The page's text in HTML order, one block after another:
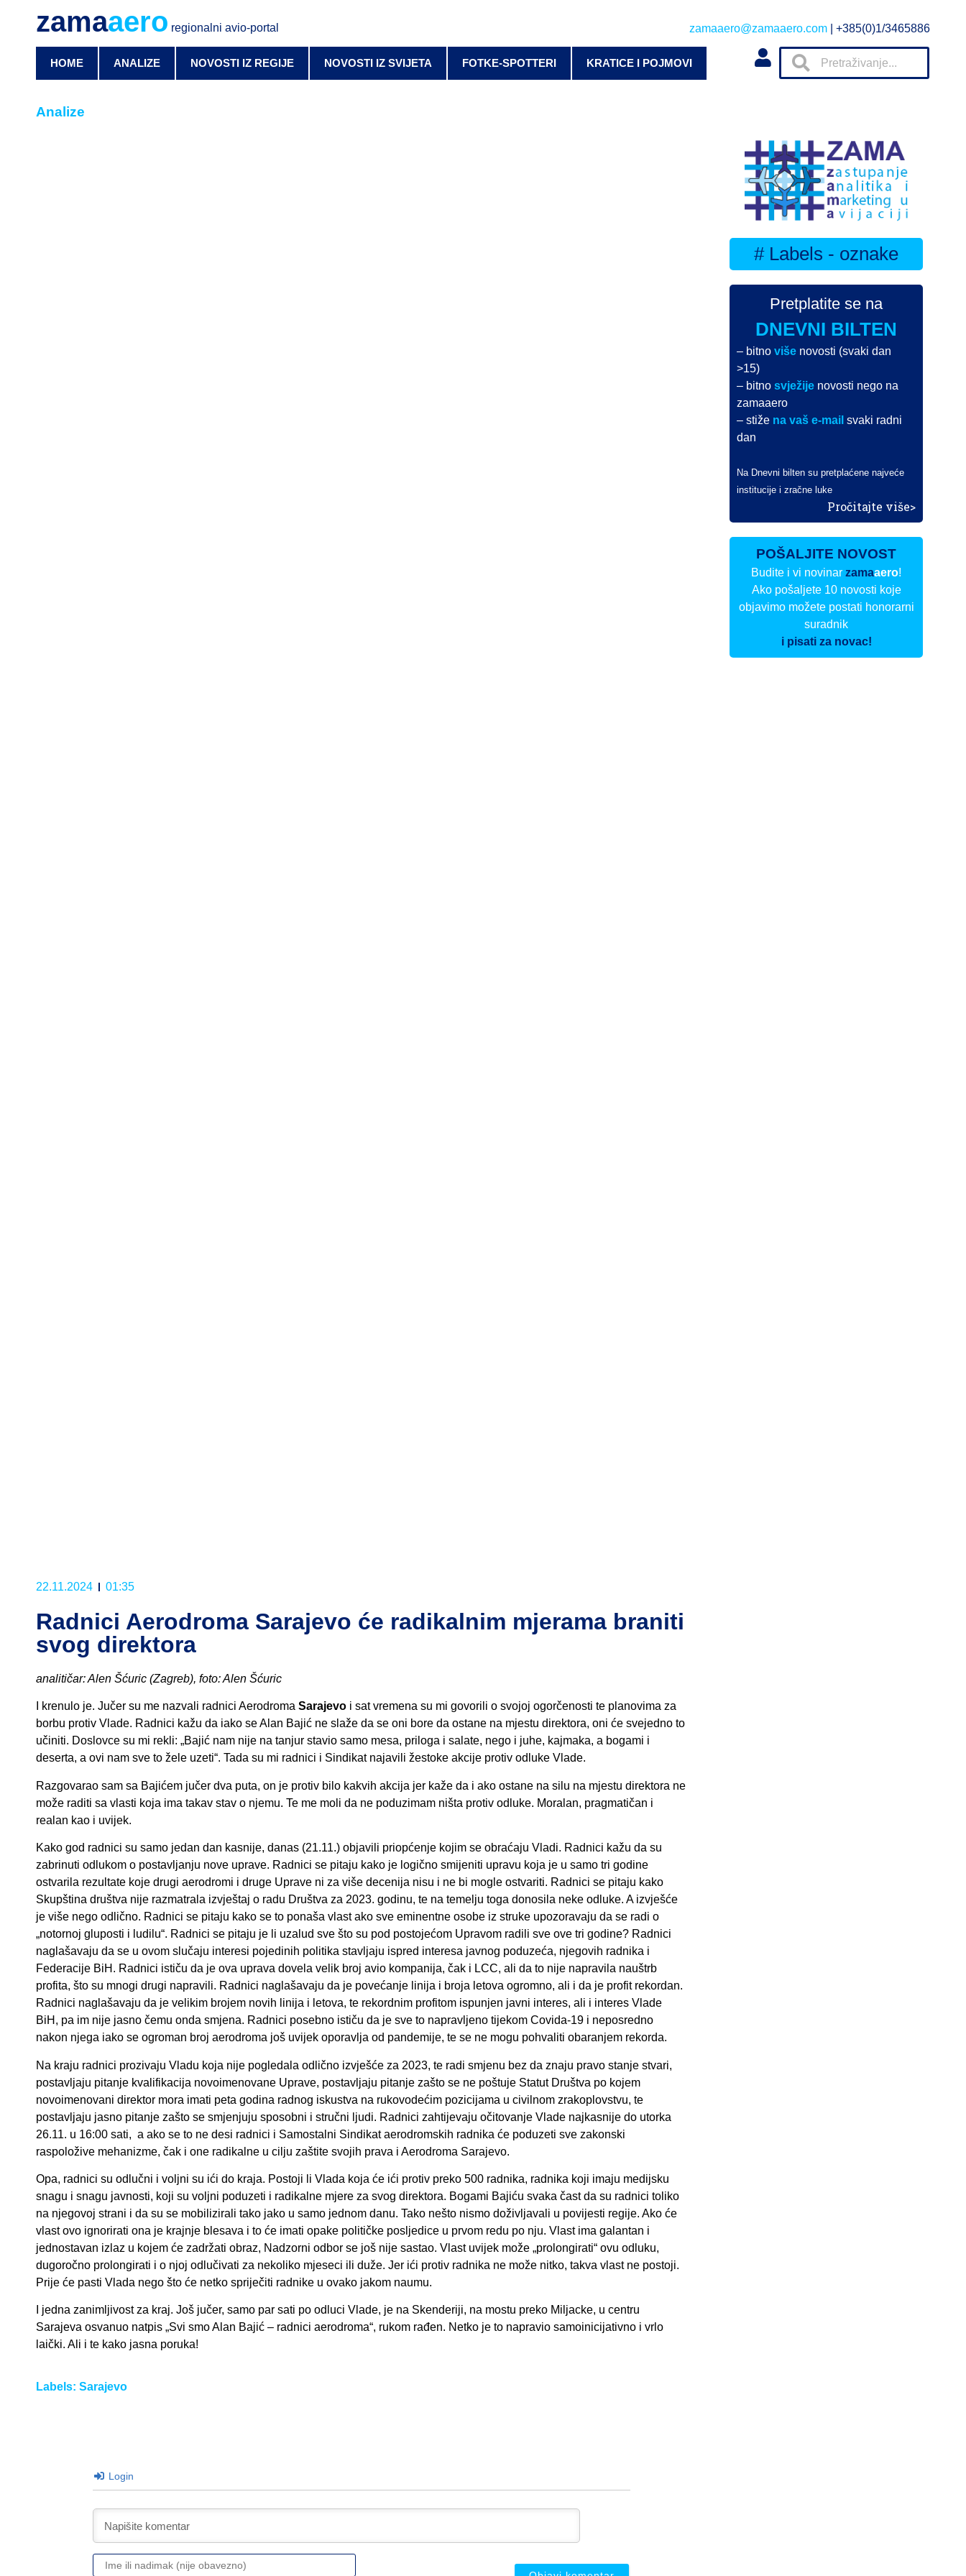
zamaaero regionalni avio-portal zamaaero@zamaaero.com | +385(0)1/3465886
HOME ANALIZE NOVOSTI IZ REGIJE NOVOSTI IZ SVIJETA FOTKE-SPOTTERI KRATICE I POJMOVI
Analize
22.11.2024 01:35
Radnici Aerodroma Sarajevo će radikalnim mjerama braniti
svog direktora
analitičar: Alen Šćuric (Zagreb), foto: Alen Šćuric
I krenulo je. Jučer su me nazvali radnici Aerodroma Sarajevo i sat vremena su mi govorili o svojoj ogorčenosti te planovima za
borbu protiv Vlade. Radnici kažu da iako se Alan Bajić ne slaže da se oni bore da ostane na mjestu direktora, oni će svejedno to
učiniti. Doslovce su mi rekli: „Bajić nam nije na tanjur stavio samo mesa, priloga i salate, nego i juhe, kajmaka, a bogami i
deserta, a ovi nam sve to žele uzeti“. Tada su mi radnici i Sindikat najavili žestoke akcije protiv odluke Vlade.
Razgovarao sam sa Bajićem jučer dva puta, on je protiv bilo kakvih akcija jer kaže da i ako ostane na silu na mjestu direktora ne
može raditi sa vlasti koja ima takav stav o njemu. Te me moli da ne poduzimam ništa protiv odluke. Moralan, pragmatičan i
realan kao i uvijek.
Kako god radnici su samo jedan dan kasnije, danas (21.11.) objavili priopćenje kojim se obraćaju Vladi. Radnici kažu da su
zabrinuti odlukom o postavljanju nove uprave. Radnici se pitaju kako je logično smijeniti upravu koja je u samo tri godine
ostvarila rezultate koje drugi aerodromi i druge Uprave ni za više decenija nisu i ne bi mogle ostvariti. Radnici se pitaju kako
Skupština društva nije razmatrala izvještaj o radu Društva za 2023. godinu, te na temelju toga donosila neke odluke. A izvješće
je više nego odlično. Radnici se pitaju kako se to ponaša vlast ako sve eminentne osobe iz struke upozoravaju da se radi o
„notornoj gluposti i ludilu“. Radnici se pitaju je li uzalud sve što su pod postojećom Upravom radili sve ove tri godine? Radnici
naglašavaju da se u ovom slučaju interesi pojedinih politika stavljaju ispred interesa javnog poduzeća, njegovih radnika i
Federacije BiH. Radnici ističu da je ova uprava dovela velik broj avio kompanija, čak i LCC, ali da to nije napravila nauštrb
profita, što su mnogi drugi napravili. Radnici naglašavaju da je povećanje linija i broja letova ogromno, ali i da je profit rekordan.
Radnici naglašavaju da je velikim brojem novih linija i letova, te rekordnim profitom ispunjen javni interes, ali i interes Vlade
BiH, pa im nije jasno čemu onda smjena. Radnici posebno ističu da je sve to napravljeno tijekom Covida-19 i neposredno
nakon njega iako se ogroman broj aerodroma još uvijek oporavlja od pandemije, te se ne mogu pohvaliti obaranjem rekorda.
Na kraju radnici prozivaju Vladu koja nije pogledala odlično izvješće za 2023, te radi smjenu bez da znaju pravo stanje stvari,
postavljaju pitanje kvalifikacija novoimenovane Uprave, postavljaju pitanje zašto se ne poštuje Statut Društva po kojem
novoimenovani direktor mora imati peta godina radnog iskustva na rukovodećim pozicijama u civilnom zrakoplovstvu, te
postavljaju jasno pitanje zašto se smjenjuju sposobni i stručni ljudi. Radnici zahtijevaju očitovanje Vlade najkasnije do utorka
26.11. u 16:00 sati, a ako se to ne desi radnici i Samostalni Sindikat aerodromskih radnika će poduzeti sve zakonski
raspoložive mehanizme, čak i one radikalne u cilju zaštite svojih prava i Aerodroma Sarajevo.
Opa, radnici su odlučni i voljni su ići do kraja. Postoji li Vlada koja će ići protiv preko 500 radnika, radnika koji imaju medijsku
snagu i snagu javnosti, koji su voljni poduzeti i radikalne mjere za svog direktora. Bogami Bajiću svaka čast da su radnici toliko
na njegovoj strani i da su se mobilizirali tako jako u samo jednom danu. Tako nešto nismo doživljavali u povijesti regije. Ako će
vlast ovo ignorirati ona je krajnje blesava i to će imati opake političke posljedice u prvom redu po nju. Vlast ima galantan i
jednostavan izlaz u kojem će zadržati obraz, Nadzorni odbor se još nije sastao. Vlast uvijek može „prolongirati“ ovu odluku,
dugoročno prolongirati i o njoj odlučivati za nekoliko mjeseci ili duže. Jer ići protiv radnika ne može nitko, takva vlast ne postoji.
Prije će pasti Vlada nego što će netko spriječiti radnike u ovako jakom naumu.
I jedna zanimljivost za kraj. Još jučer, samo par sati po odluci Vlade, je na Skenderiji, na mostu preko Miljacke, u centru
Sarajeva osvanuo natpis „Svi smo Alan Bajić – radnici aerodroma“, rukom rađen. Netko je to napravio samoinicijativno i vrlo
laički. Ali i te kako jasna poruka!
Labels: Sarajevo
Login
Ime
ili
# Labels - oznake
Pretplatite se na
DNEVNI BILTEN
– bitnoviše novosti (svaki dan
>15)
– bitnosvježije novosti nego na
zamaaero
– stiže na vaš e-mail svaki radni
dan
Na Dnevni bilten su pretplaćene najveće
institucije i zračne luke
Pročitajte više>
POŠALJITE NOVOST
Budite i vi novinarzamaaero!
Ako pošaljete 10 novosti koje
objavimo možete postati honorarni
suradnik
i pisati za novac!